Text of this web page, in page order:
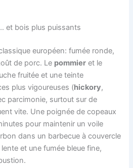
et bois plus puissants
européen: fumée ronde,
de porc. Le pommier et le
fruitée et une teinte
plus vigoureuses (hickory,
parcimonie, surtout sur de
vite. Une poignée de copeaux
pour maintenir un voile
dans un barbecue à couvercle
et une fumée bleue fine,